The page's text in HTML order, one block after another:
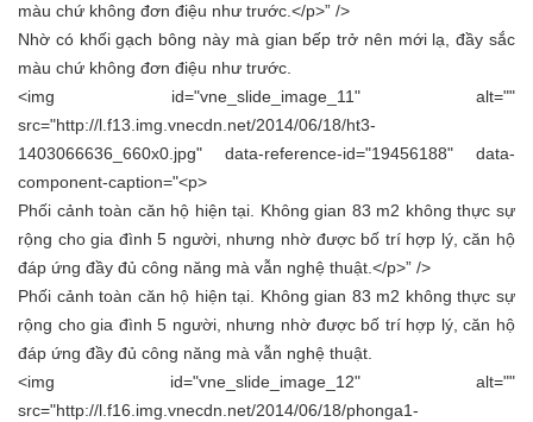
màu chứ không đơn điệu như trước.</p>” />
Nhờ có khối gạch bông này mà gian bếp trở nên mới lạ, đầy sắc
màu chứ không đơn điệu như trước.
<img id="vne_slide_image_11" alt=""
src="http://l.f13.img.vnecdn.net/2014/06/18/ht3-
1403066636_660x0.jpg" data-reference-id="19456188" data-
component-caption="<p>
Phối cảnh toàn căn hộ hiện tại. Không gian 83 m2 không thực sự
rộng cho gia đình 5 người, nhưng nhờ được bố trí hợp lý, căn hộ
đáp ứng đầy đủ công năng mà vẫn nghệ thuật.</p>” />
Phối cảnh toàn căn hộ hiện tại. Không gian 83 m2 không thực sự
rộng cho gia đình 5 người, nhưng nhờ được bố trí hợp lý, căn hộ
đáp ứng đầy đủ công năng mà vẫn nghệ thuật.
<img id="vne_slide_image_12" alt=""
src="http://l.f16.img.vnecdn.net/2014/06/18/phonga1-